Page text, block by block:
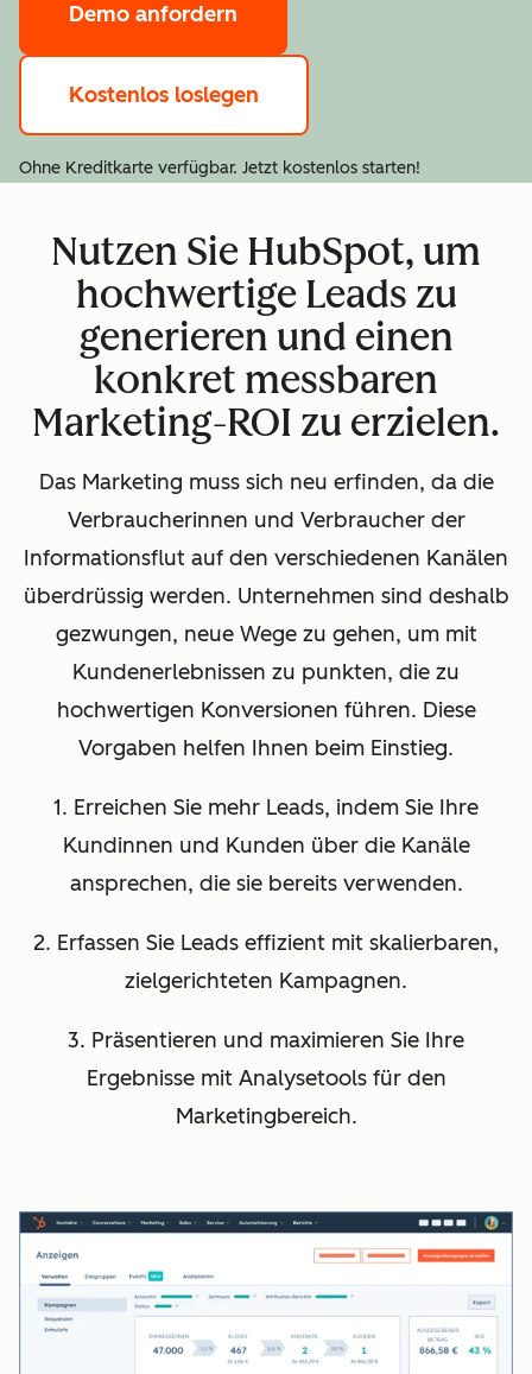
Demo anfordern
Kostenlos loslegen
Ohne Kreditkarte verfügbar. Jetzt kostenlos starten!
Nutzen Sie HubSpot, um
hochwertige Leads zu
generieren und einen
konkret messbaren
Marketing-ROI zu erzielen.
Das Marketing muss sich neu erfinden, da die
Verbraucherinnen und Verbraucher der
Informationsflut auf den verschiedenen Kanälen
überdrüssig werden. Unternehmen sind deshalb
gezwungen, neue Wege zu gehen, um mit
Kundenerlebnissen zu punkten, die zu
hochwertigen Konversionen führen. Diese
Vorgaben helfen Ihnen beim Einstieg.
1. Erreichen Sie mehr Leads, indem Sie Ihre
Kundinnen und Kunden über die Kanäle
ansprechen, die sie bereits verwenden.
2. Erfassen Sie Leads effizient mit skalierbaren,
zielgerichteten Kampagnen.
3. Präsentieren und maximieren Sie Ihre
Ergebnisse mit Analysetools für den
Marketingbereich.